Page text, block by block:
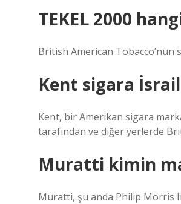
TEKEL 2000
British American
Kent sigara İsrail
Kent, bir Amerikan sigara
tarafından ve diğer yerlerde
Muratti kimin
Muratti, şu anda Philip Morris